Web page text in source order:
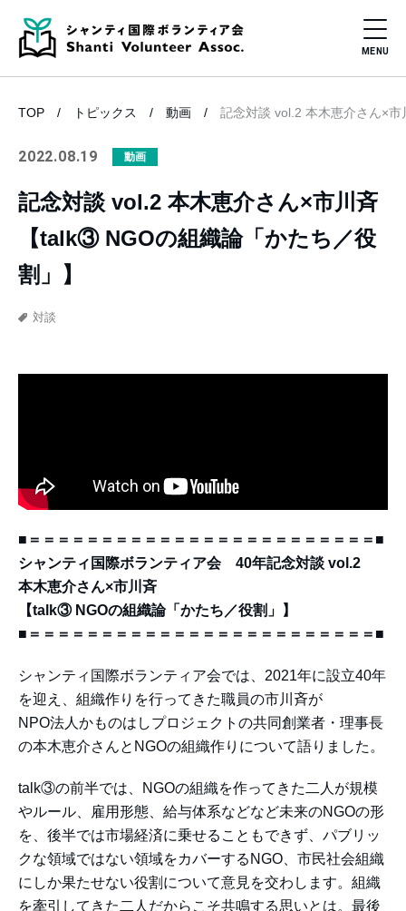
TOP トピックス 動画 記念対談 vol.2 本木恵介さん×
2022.08.19 動画
記念対談 vol.2 本木恵介さん×市川斉
【talk③ NGOの組織論「かたち／役
割」】
対談
■＝＝＝＝＝＝＝＝＝＝＝＝＝＝＝＝＝＝＝＝＝＝＝＝■
シャンティ国際ボランティア会 40年記念対談 vol.2
本木恵介さん×市川斉
【talk③ NGOの組織論「かたち／役割」】
■＝＝＝＝＝＝＝＝＝＝＝＝＝＝＝＝＝＝＝＝＝＝＝＝■
シャンティ国際ボランティア会では、2021年に設立40年
を迎え、組織作りを行ってきた職員の市川斉が
NPO法人かものはしプロジェクトの共同創業者・理事長
の本木恵介さんとNGOの組織作りについて語りました。
talk③の前半では、NGOの組織を作ってきた二人が規模
やルール、雇用形態、給与体系などなど未来のNGOの形
を、後半では市場経済に乗せることもできず、パブリッ
クな領域ではない領域をカバーするNGO、市民社会組織
にしか果たせない役割について意見を交わします。組織
を牽引してきた二人だからこそ共鳴する思いとは。最後